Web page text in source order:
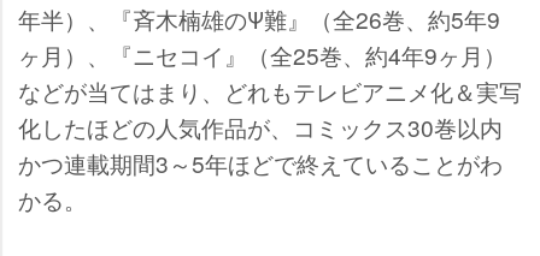
年半）、『斉木楠雄のΨ難』（全26巻、約5年9
ヶ月）、『ニセコイ』（全25巻、約4年9ヶ月）
などが当てはまり、どれもテレビアニメ化＆実写
化したほどの人気作品が、コミックス30巻以内
かつ連載期間3～5年ほどで終えていることがわ
かる。